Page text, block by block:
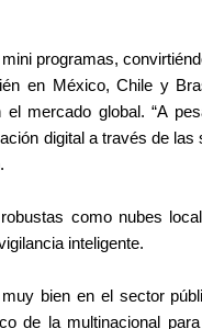
programas,
en México, Chile y
mercado global. “A
digital a través de
como nubes
inteligente.
bien en el sector
de la multinacional